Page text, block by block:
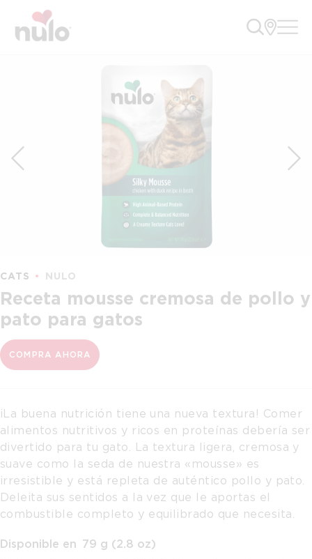
CATS NULO
Receta mousse cremosa de pollo y
pato para gatos
COMPRA AHORA
¡La buena nutrición tiene una nueva textura! Comer
alimentos nutritivos y ricos en proteínas debería ser
divertido para tu gato. La textura ligera, cremosa y
suave como la seda de nuestra «mousse» es
irresistible y está repleta de auténtico pollo y pato.
Deleita sus sentidos a la vez que le aportas el
combustible completo y equilibrado que necesita.
Disponible en 79 g (2.8 oz)